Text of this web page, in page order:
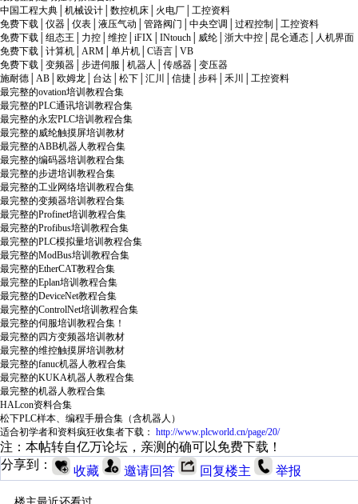
中国工程大典│机械设计│数控机床│火电厂│工控资料
免费下载│仪器│仪表│液压气动│管路阀门│中央空调│过程控制│工控资料
免费下载│组态王│力控│维控│iFIX│INtouch│威纶│浙大中控│昆仑通态│人机界面
免费下载│计算机│ARM│单片机│C语言│VB
免费下载│变频器│步进伺服│机器人│传感器│变压器
施耐德│AB│欧姆龙│台达│松下│汇川│信捷│步科│禾川│工控资料
最完整的ovation培训教程合集
最完整的PLC通讯培训教程合集
最完整的永宏PLC培训教程合集
最完整的威纶触摸屏培训教材
最完整的ABB机器人教程合集
最完整的编码器培训教程合集
最完整的步进培训教程合集
最完整的工业网络培训教程合集
最完整的变频器培训教程合集
最完整的Profinet培训教程合集
最完整的Profibus培训教程合集
最完整的PLC模拟量培训教程合集
最完整的ModBus培训教程合集
最完整的EtherCAT教程合集
最完整的Eplan培训教程合集
最完整的DeviceNet教程合集
最完整的ControlNet培训教程合集
最完整的伺服培训教程合集！
最完整的四方变频器培训教材
最完整的维控触摸屏培训教材
最完整的fanuc机器人教程合集
最完整的KUKA机器人教程合集
最完整的机器人教程合集
HALcon资料合集
松下PLC样本、编程手册合集（含机器人）
适合初学者和资料疯狂收集者下载： http://www.plcworld.cn/page/20/
注：本帖转自亿万论坛，亲测的确可以免费下载！
分享到：
收藏 邀请回答 回复楼主 举报